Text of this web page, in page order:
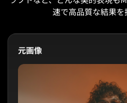
速で高品質な結果を
元画像